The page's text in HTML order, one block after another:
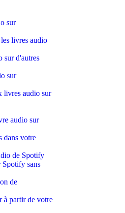
sur
livres audio
sur d'autres
sur
livres audio sur
audio sur
dans votre
de Spotify
sans
de
à partir de votre